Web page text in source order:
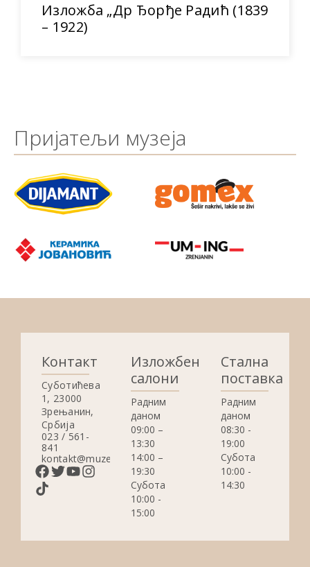
Изложба „Др Ђорђе Радић (1839
– 1922)
Пријатељи музеја
Контакт
Суботићева
1, 23000
Зрењанин,
Србија
023 / 561-
841
kontakt@muzejzrenjanin.org.rs
Изложбени
салони
Радним
даном
09:00 –
13:30
14:00 –
19:30
Субота
10:00 -
15:00
Стална
поставка
Радним
даном
08:30 -
19:00
Субота
10:00 -
14:30